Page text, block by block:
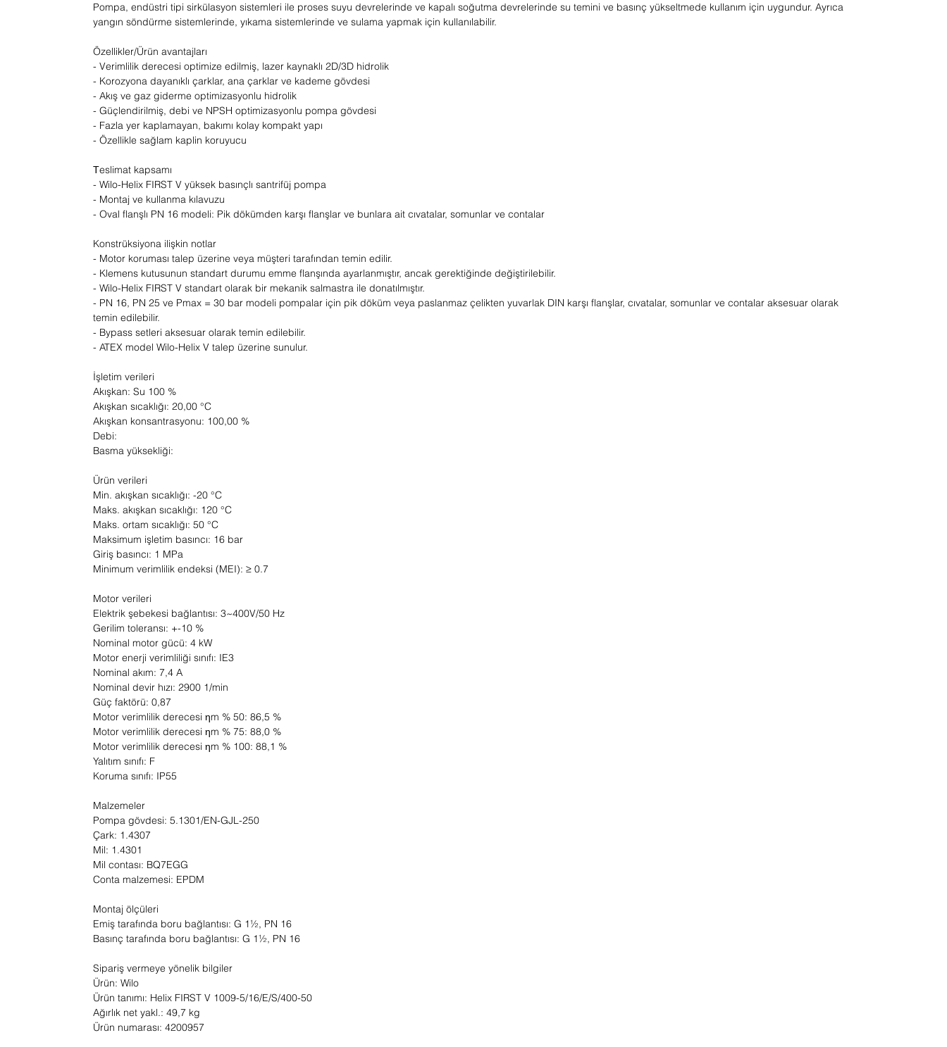
Pompa, endüstri tipi sirkülasyon sistemleri ile proses suyu devrelerinde ve kapalı soğutma devrelerinde su temini ve basınç yükseltmede kullanım için uygundur. Ayrıca
yangın söndürme sistemlerinde, yıkama sistemlerinde ve sulama yapmak için kullanılabilir.
Özellikler/Ürün avantajları
- Verimlilik derecesi optimize edilmiş, lazer kaynaklı 2D/3D hidrolik
- Korozyona dayanıklı çarklar, ana çarklar ve kademe gövdesi
- Akış ve gaz giderme optimizasyonlu hidrolik
- Güçlendirilmiş, debi ve NPSH optimizasyonlu pompa gövdesi
- Fazla yer kaplamayan, bakımı kolay kompakt yapı
- Özellikle sağlam kaplin koruyucu
Тeslimat kapsamı
- Wilo-Helix FIRST V yüksek basınçlı santrifüj pompa
- Montaj ve kullanma kılavuzu
- Oval flanşlı PN 16 modeli: Pik dökümden karşı flanşlar ve bunlara ait cıvatalar, somunlar ve contalar
Konstrüksiyona ilişkin notlar
- Motor koruması talep üzerine veya müşteri tarafından temin edilir.
- Klemens kutusunun standart durumu emme flanşında ayarlanmıştır, ancak gerektiğinde değiştirilebilir.
- Wilo-Helix FIRST V standart olarak bir mekanik salmastra ile donatılmıştır.
- PN 16, PN 25 ve Pmax = 30 bar modeli pompalar için pik döküm veya paslanmaz çelikten yuvarlak DIN karşı flanşlar, cıvatalar, somunlar ve contalar aksesuar olarak
temin edilebilir.
- Bypass setleri aksesuar olarak temin edilebilir.
- ATEX model Wilo-Helix V talep üzerine sunulur.
İşletim verileri
Akışkan: Su 100 %
Akışkan sıcaklığı: 20,00 °C
Akışkan konsantrasyonu: 100,00 %
Debi:
Basma yüksekliği:
Ürün verileri
Min. akışkan sıcaklığı: -20 °C
Maks. akışkan sıcaklığı: 120 °C
Maks. ortam sıcaklığı: 50 °C
Maksimum işletim basıncı: 16 bar
Giriş basıncı: 1 MPa
Minimum verimlilik endeksi (MEI): ≥ 0.7
Motor verileri
Elektrik şebekesi bağlantısı: 3~400V/50 Hz
Gerilim toleransı: +-10 %
Nominal motor gücü: 4 kW
Motor enerji verimliliği sınıfı: IE3
Nominal akım: 7,4 A
Nominal devir hızı: 2900 1/min
Güç faktörü: 0,87
Motor verimlilik derecesi ηm % 50: 86,5 %
Motor verimlilik derecesi ηm % 75: 88,0 %
Motor verimlilik derecesi ηm % 100: 88,1 %
Yalıtım sınıfı: F
Koruma sınıfı: IP55
Malzemeler
Pompa gövdesi: 5.1301/EN-GJL-250
Çark: 1.4307
Mil: 1.4301
Mil contası: BQ7EGG
Conta malzemesi: EPDM
Montaj ölçüleri
Emiş tarafında boru bağlantısı: G 1½, PN 16
Basınç tarafında boru bağlantısı: G 1½, PN 16
Sipariş vermeye yönelik bilgiler
Ürün: Wilo
Ürün tanımı: Helix FIRST V 1009-5/16/E/S/400-50
Ağırlık net yakl.: 49,7 kg
Ürün numarası: 4200957